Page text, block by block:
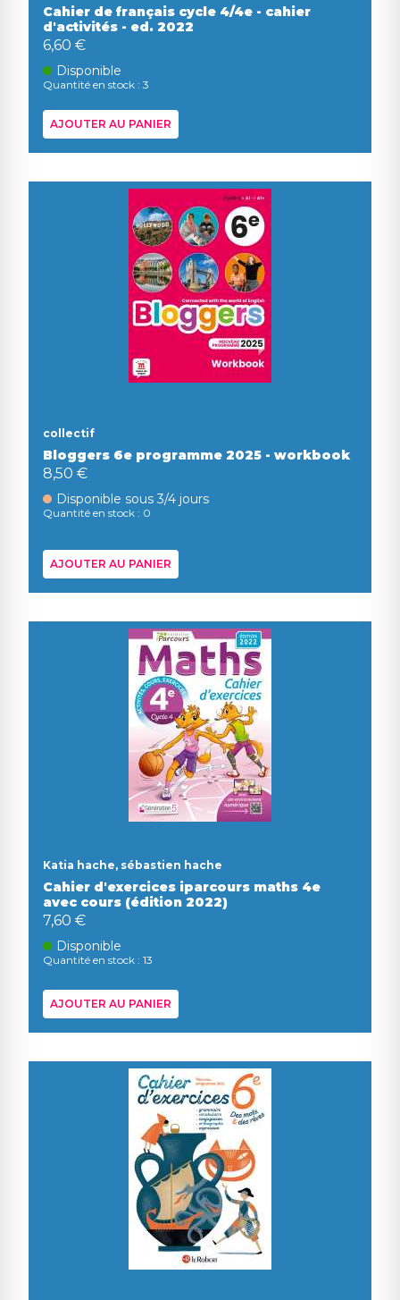
Cahier de français cycle 4/4e - cahier
d'activités - ed. 2022
6,60 €
Disponible
Quantité en stock : 3
AJOUTER AU PANIER
collectif
Bloggers 6e programme 2025 - workbook
8,50 €
Disponible sous 3/4 jours
Quantité en stock : 0
AJOUTER AU PANIER
Katia hache, sébastien hache
Cahier d'exercices iparcours maths 4e
avec cours (édition 2022)
7,60 €
Disponible
Quantité en stock : 13
AJOUTER AU PANIER